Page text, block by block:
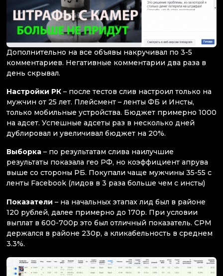
Дополнительно на все объявы накручивал по 3-5
комментариев. Негативные комментарии два раза в
день скрывал.
Настройки РК – после тестов слив настроил только на
мужчин от 25 лет. Плейсмент – ленты ФБ и Инсты,
только мобильные устройства. Бюджет примерно 1000
на адсет. Успешные адсеты раз в несколько дней
дублировал и увеличивал бюджет на 20%.
Выборка – по результатам слива наилучшие
результаты показала гео РФ, но коэффициент апрува
выше со стороны РБ. Покупали чаще мужчины 35-55 с
ленты Facebook (лидов в 3 раза больше чем с инсты)
Показатели – на начальных этапах лид был в районе
120 рублей, далее примерно до 170р. При условии
выплат в 600-700р это был отличный показатель. CPM
держался в районе 230р, а кликабельность в среднем
3.3%.